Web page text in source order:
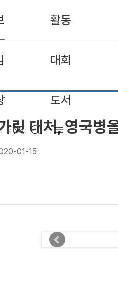
활동
대회
도서
ENG
릿 대처, 영국병
01-15